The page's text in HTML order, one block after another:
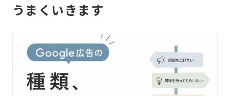
うまくいきます